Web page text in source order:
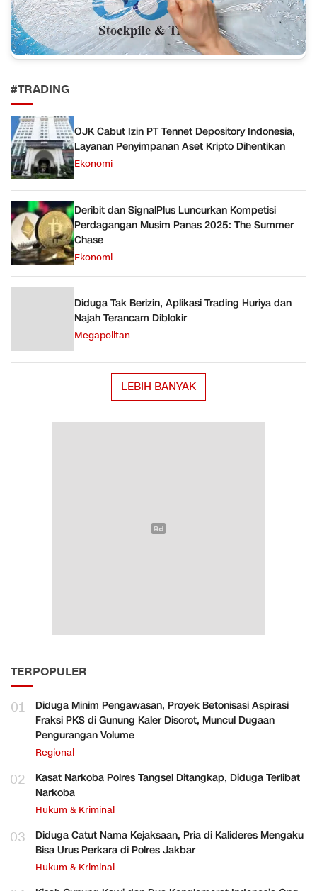
#TRADING
OJK Cabut Izin PT Tennet Depository Indonesia,
Layanan Penyimpanan Aset Kripto Dihentikan
Ekonomi
Deribit dan SignalPlus Luncurkan Kompetisi
Perdagangan Musim Panas 2025: The Summer
Chase
Ekonomi
Diduga Tak Berizin, Aplikasi Trading Huriya dan
Najah Terancam Diblokir
Megapolitan
LEBIH BANYAK
TERPOPULER
01
Diduga Minim Pengawasan, Proyek Betonisasi Aspirasi
Fraksi PKS di Gunung Kaler Disorot, Muncul Dugaan
Pengurangan Volume
Regional
02
Kasat Narkoba Polres Tangsel Ditangkap, Diduga Terlibat
Narkoba
Hukum & Kriminal
03
Diduga Catut Nama Kejaksaan, Pria di Kalideres Mengaku
Bisa Urus Perkara di Polres Jakbar
Hukum & Kriminal